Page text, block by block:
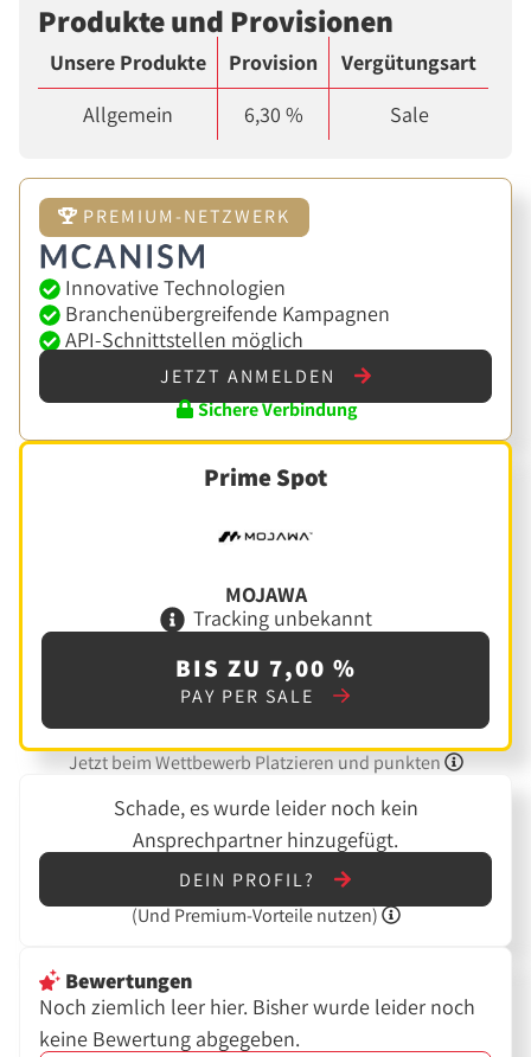
Produkte und Provisionen
Unsere Produkte Provision
Vergütungsart
Allgemein
6,30 % Sale
PREMIUM-NETZWERK
Innovative Technologien
Branchenübergreifende Kampagnen
API-Schnittstellen möglich
JETZT ANMELDEN
Sichere Verbindung
Prime Spot
MOJAWA
Tracking unbekannt
BIS ZU 7,00 %
PAY PER SALE
Jetzt beim Wettbewerb Platzieren und punkten
Schade, es wurde leider noch kein
Ansprechpartner hinzugefügt.
DEIN PROFIL?
(Und Premium-Vorteile nutzen)
Bewertungen
Noch ziemlich leer hier. Bisher wurde leider noch
keine Bewertung abgegeben.